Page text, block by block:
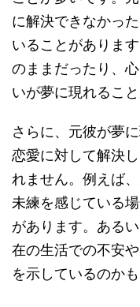
に解決できなかっ
いることがありま
のままだったり、
いが夢に現れること
さらに、元彼が夢
恋愛に対して解決
れません。例えば
未練を感じている
があります。ある
在の生活での不安
を示しているのかも